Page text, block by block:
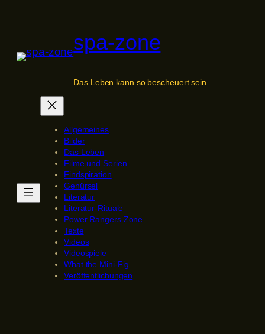
spa-zone
Das Leben kann so bescheuert sein…
Allgemeines
Bilder
Das Leben
Filme und Serien
Findspiration
Genürsel
Literatur
Literatur-Rituale
Power Rangers Zone
Texte
Videos
Videospiele
What the Mini-Fig
Veröffentlichungen